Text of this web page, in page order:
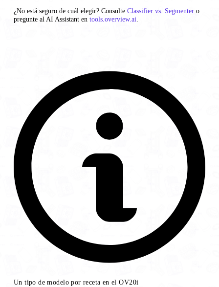
¿No está seguro de cuál elegir? Consulte Classifier vs. Segmenter o
pregunte al AI Assistant en tools.overview.ai
Un tipo de modelo por receta en el OV20i